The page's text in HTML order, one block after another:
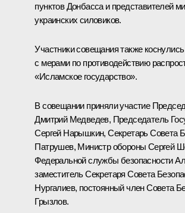
пунктов Донбасса и представителей
украинских силовиков.
Участники совещания также
с мерами по противодействию
«Исламское государство».
В совещании приняли участие
Дмитрий Медведев, Председатель
Сергей Нарышкин, Секретарь Совета
Патрушев, Министр обороны Сергей
Федеральной службы безопасности
заместитель Секретаря Совета
Нургалиев, постоянный член Совета
Грызлов.